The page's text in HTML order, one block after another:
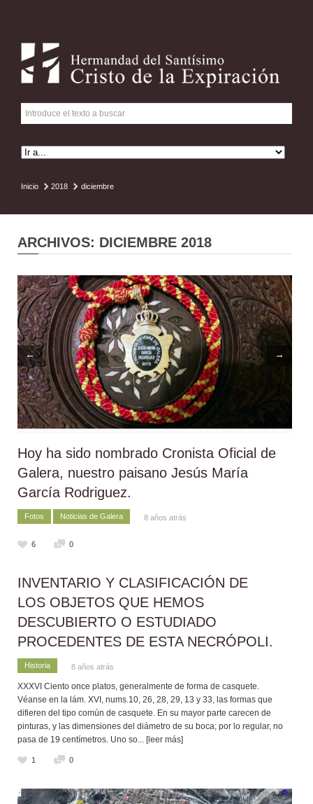
Inicio 2018 diciembre
ARCHIVOS: DICIEMBRE 2018
← →
Hoy ha sido nombrado Cronista Oficial de
Galera, nuestro paisano Jesús María
García Rodriguez.
Fotos Noticias de Galera 8 años atrás
6 0
INVENTARIO Y CLASIFICACIÓN DE
LOS OBJETOS QUE HEMOS
DESCUBIERTO O ESTUDIADO
PROCEDENTES DE ESTA NECRÓPOLI.
Historia 8 años atrás
XXXVI Ciento once platos, generalmente de forma de casquete.
Véanse en la lám. XVI, nums.10, 26, 28, 29, 13 y 33, las formas que
difieren del tipo común de casquete. En su mayor parte carecen de
pinturas, y las dimensiones del diámetro de su boca; por lo regular, no
pasa de 19 centímetros. Uno so ... [leer más]
1 0